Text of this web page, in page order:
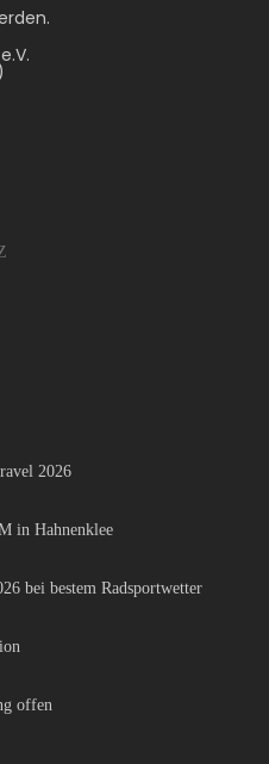
2026
in Hahnenklee
bei bestem Radsportwetter
offen